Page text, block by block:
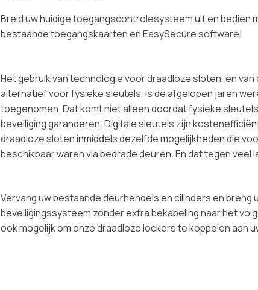
Breid uw huidige toegangscontrolesysteem uit en bedien
bestaande toegangskaarten en EasySecure software!
Het gebruik van technologie voor draadloze sloten, en van
alternatief voor fysieke sleutels, is de afgelopen jaren
toegenomen. Dat komt niet alleen doordat fysieke
beveiliging garanderen. Digitale sleutels zijn
draadloze sloten inmiddels dezelfde mogelijkheden die
beschikbaar waren via bedrade deuren. En dat tegen veel
Vervang uw bestaande deurhendels en cilinders en breng
beveiligingssysteem zonder extra bekabeling naar het
ook mogelijk om onze draadloze lockers te koppelen aan